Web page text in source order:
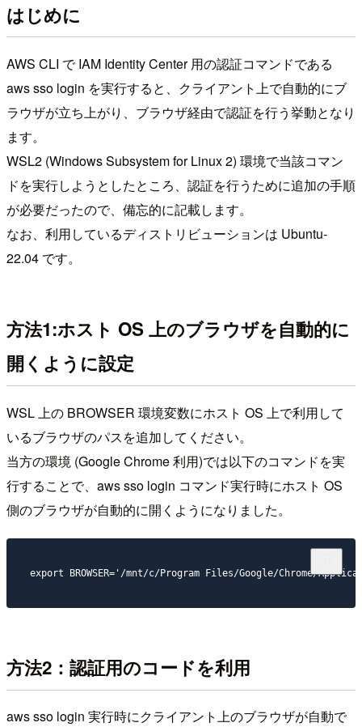
はじめに
AWS CLI で IAM Identity Center 用の認証コマンドである
aws sso login を実行すると、クライアント上で自動的にブ
ラウザが立ち上がり、ブラウザ経由で認証を行う挙動となり
ます。
WSL2 (Windows Subsystem for Linux 2) 環境で当該コマン
ドを実行しようとしたところ、認証を行うために追加の手順
が必要だったので、備忘的に記載します。
なお、利用しているディストリビューションは Ubuntu-
22.04 です。
方法1:ホスト OS 上のブラウザを自動的に
開くように設定
WSL 上の BROWSER 環境変数にホスト OS 上で利用して
いるブラウザのパスを追加してください。
当方の環境 (Google Chrome 利用)では以下のコマンドを実
行することで、aws sso login コマンド実行時にホスト OS
側のブラウザが自動的に開くようになりました。
方法2：認証用のコードを利用
aws sso login 実行時にクライアント上のブラウザが自動で